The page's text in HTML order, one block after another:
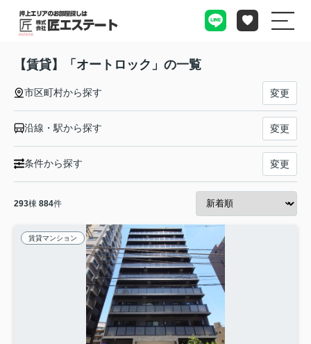
【賃貸】「オートロック」の一覧
市区町村から探す 変更
沿線・駅から探す 変更
条件から探す 変更
293棟 884件
賃貸マンション